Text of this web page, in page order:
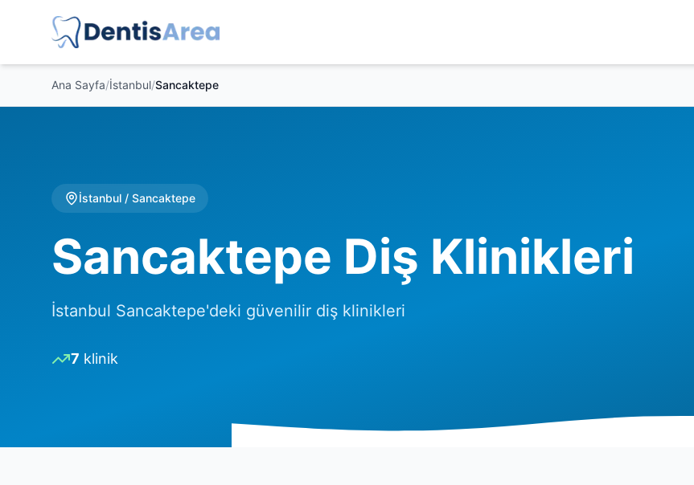
Ana Sayfa/İstanbul/Sancaktepe
İstanbul / Sancaktepe
Sancaktepe Diş Klinikleri
İstanbul Sancaktepe'deki güvenilir diş klinikleri
7 klinik